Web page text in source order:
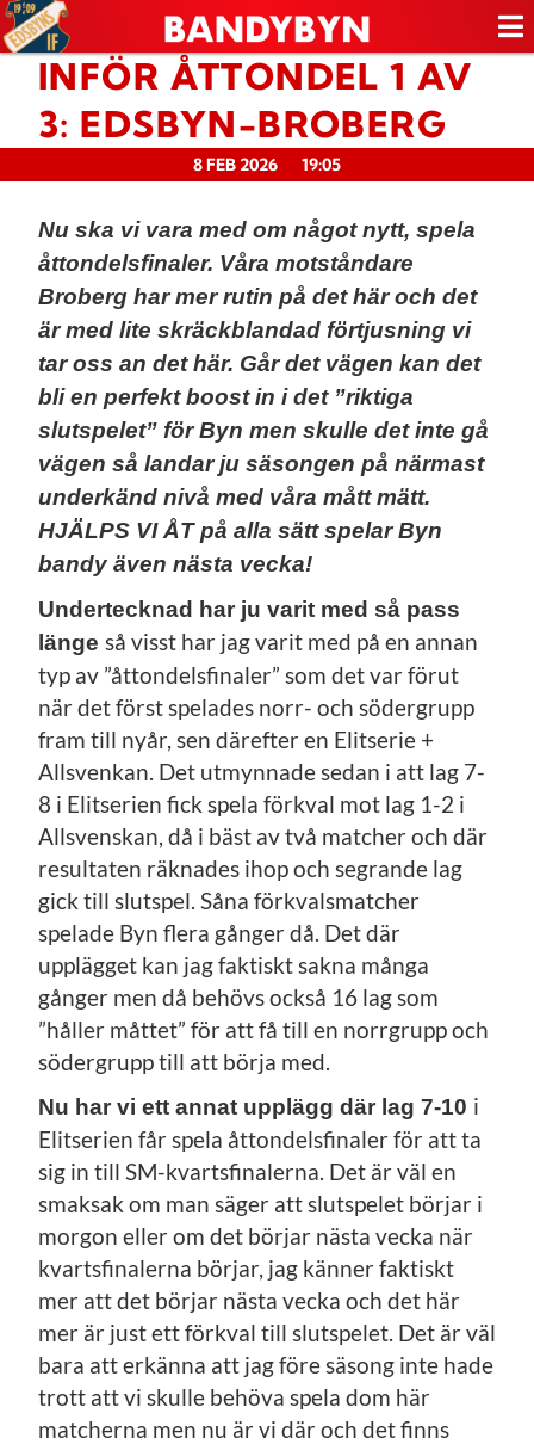
INFÖR ÅTTONDEL 1 AV
3: EDSBYN-BROBERG
8 FEB 2026 19:05
Nu ska vi vara med om något nytt, spela
åttondelsfinaler. Våra motståndare
Broberg har mer rutin på det här och det
är med lite skräckblandad förtjusning vi
tar oss an det här. Går det vägen kan det
bli en perfekt boost in i det ”riktiga
slutspelet” för Byn men skulle det inte gå
vägen så landar ju säsongen på närmast
underkänd nivå med våra mått mätt.
HJÄLPS VI ÅT på alla sätt spelar Byn
bandy även nästa vecka!
Undertecknad har ju varit med så pass
länge så visst har jag varit med på en annan
typ av ”åttondelsfinaler” som det var förut
när det först spelades norr- och södergrupp
fram till nyår, sen därefter en Elitserie +
Allsvenkan. Det utmynnade sedan i att lag 7-
8 i Elitserien fick spela förkval mot lag 1-2 i
Allsvenskan, då i bäst av två matcher och där
resultaten räknades ihop och segrande lag
gick till slutspel. Såna förkvalsmatcher
spelade Byn flera gånger då. Det där
upplägget kan jag faktiskt sakna många
gånger men då behövs också 16 lag som
”håller måttet” för att få till en norrgrupp och
södergrupp till att börja med.
Nu har vi ett annat upplägg där lag 7-10 i
Elitserien får spela åttondelsfinaler för att ta
sig in till SM-kvartsfinalerna. Det är väl en
smaksak om man säger att slutspelet börjar i
morgon eller om det börjar nästa vecka när
kvartsfinalerna börjar, jag känner faktiskt
mer att det börjar nästa vecka och det här
mer är just ett förkval till slutspelet. Det är väl
bara att erkänna att jag före säsong inte hade
trott att vi skulle behöva spela dom här
matcherna men nu är vi där och det finns